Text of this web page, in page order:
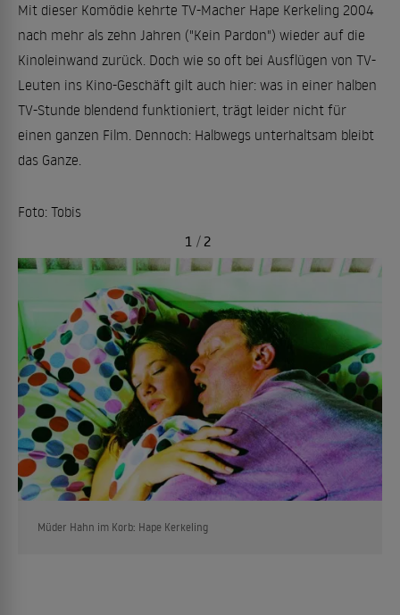
Mit dieser Komödie kehrte TV-Macher Hape Kerkeling 2004
nach mehr als zehn Jahren ("Kein Pardon") wieder auf die
Kinoleinwand zurück. Doch wie so oft bei Ausflügen von TV-
Leuten ins Kino-Geschäft gilt auch hier: was in einer halben
TV-Stunde blendend funktioniert, trägt leider nicht für
einen ganzen Film. Dennoch: Halbwegs unterhaltsam bleibt
das Ganze.
Foto: Tobis
Müder Hahn im Korb: Hape Kerkeling
1 / 2